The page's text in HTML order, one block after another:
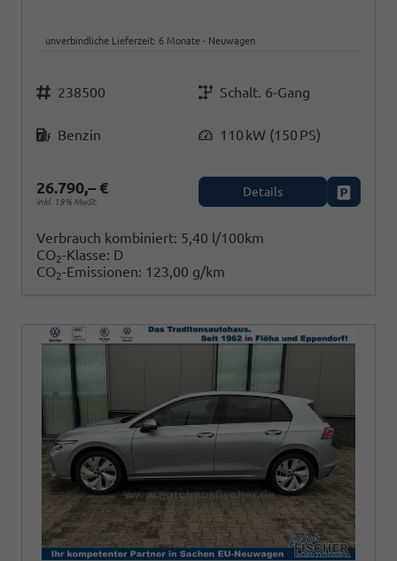
unverbindliche Lieferzeit: 6 Monate Neuwagen
Fahrzeugnr.
238500
Getriebe
Schalt. 6-Gang
Benzin 110 kW (150 PS)
26.790,– €
inkl. 19% MwSt.
Details
Verbrauch kombiniert: 5,40 l/100km
CO2-Klasse: D
CO2-Emissionen: 123,00 g/km